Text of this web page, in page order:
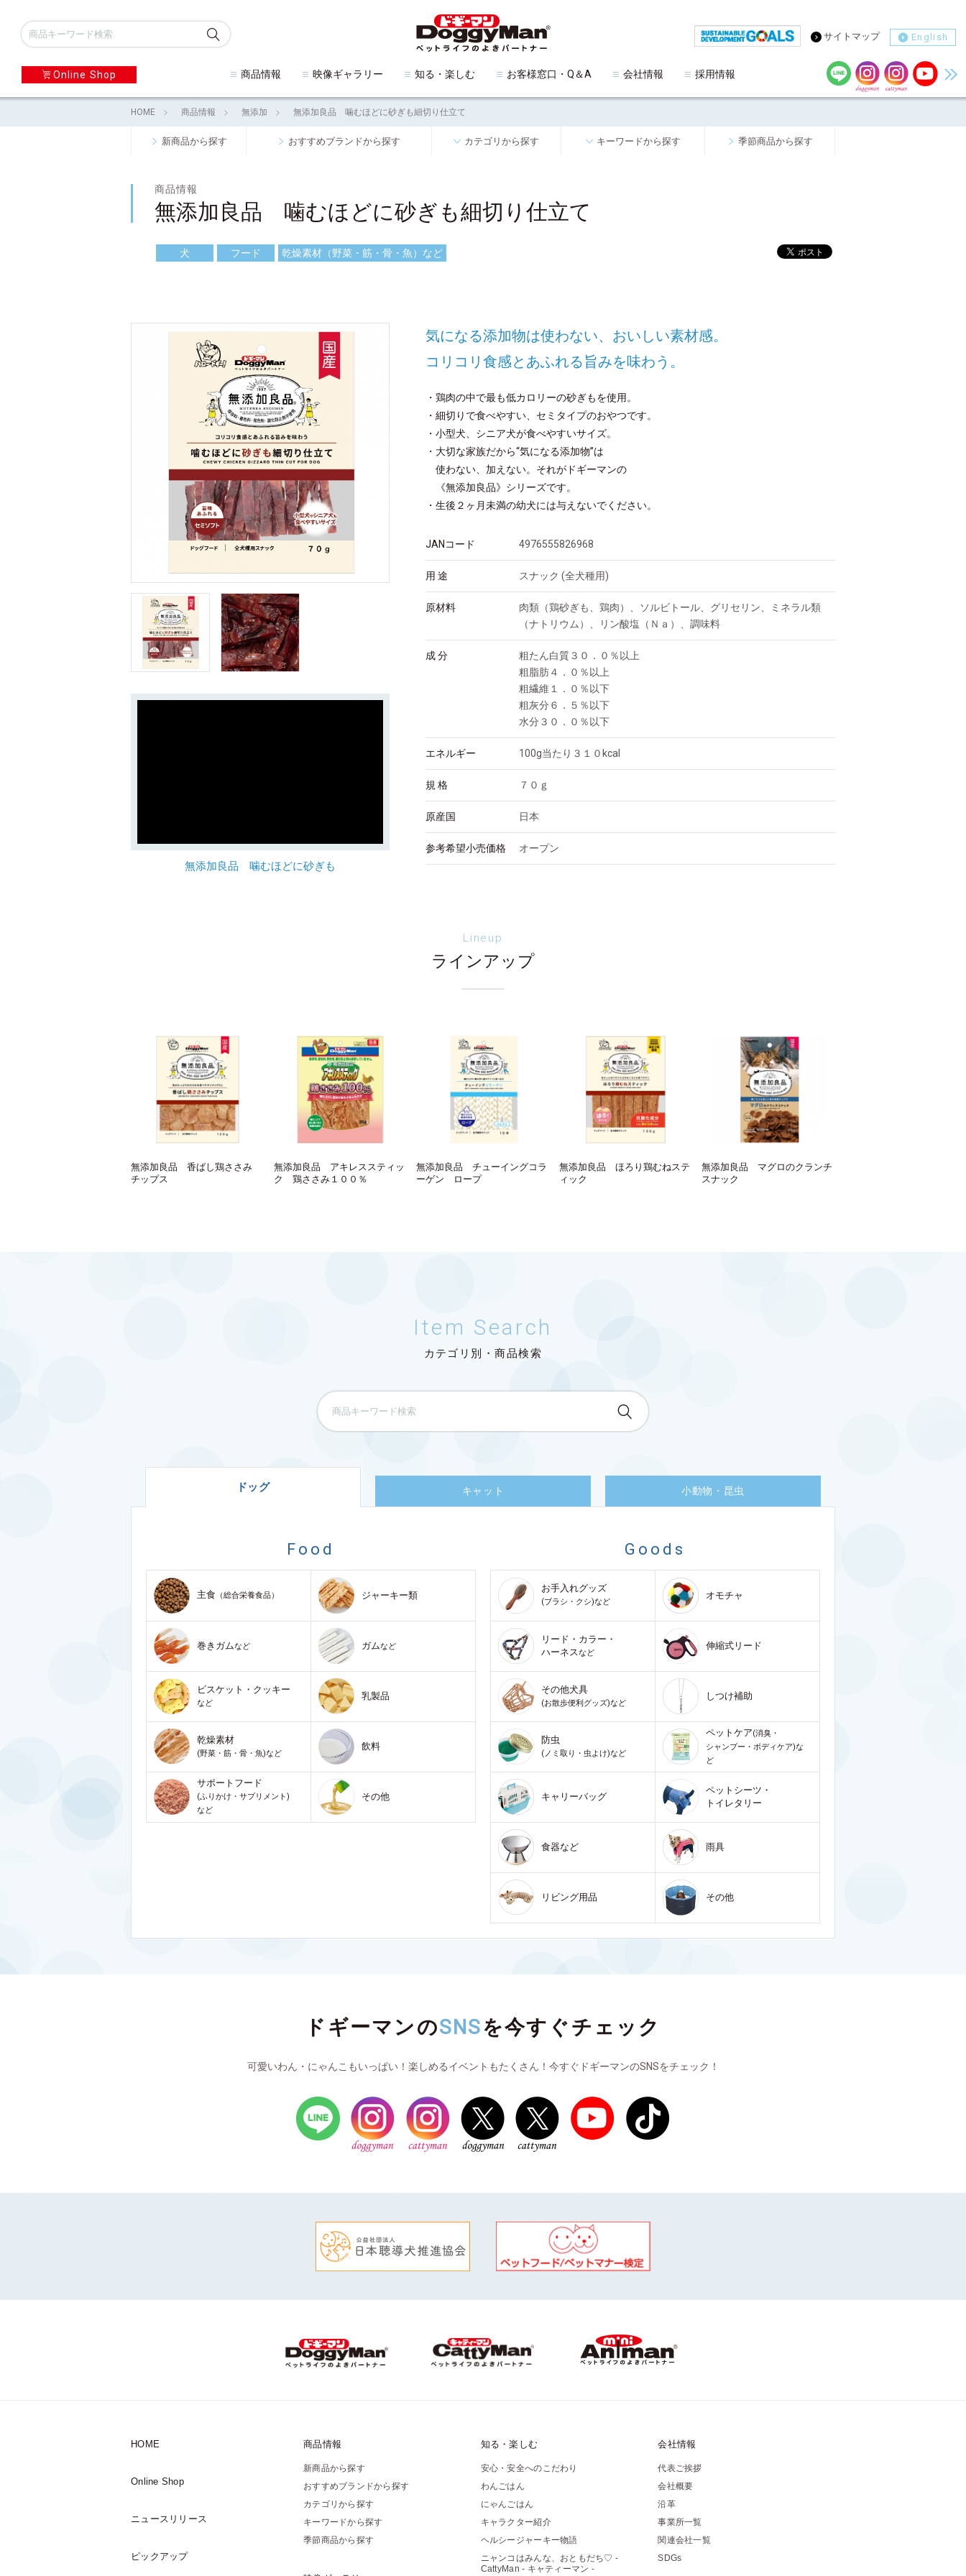
Online Shop 商品情報 映像ギャラリー 知る・楽しむ お客様窓口・Q＆A 会社情報 採用情報
サイトマップ English
HOME 商品情報 無添加 無添加良品 噛むほどに砂ぎも細切り仕立て
新商品から探す おすすめブランドから探す カテゴリから探す キーワードから探す 季節商品から探す
商品情報
無添加良品 噛むほどに砂ぎも細切り仕立て
犬 フード 乾燥素材（野菜・筋・骨・魚）など
無添加良品 噛むほどに砂ぎも
気になる添加物は使わない、おいしい素材感。
コリコリ食感とあふれる旨みを味わう。
・鶏肉の中で最も低カロリーの砂ぎもを使用。
・細切りで食べやすい、セミタイプのおやつです。
・小型犬、シニア犬が食べやすいサイズ。
・大切な家族だから“気になる添加物”は
使わない、加えない。それがドギーマンの
《無添加良品》シリーズです。
・生後２ヶ月未満の幼犬には与えないでください。
JANコード 4976555826968
用 途 スナック (全犬種用)
原材料
肉類（鶏砂ぎも、鶏肉）、ソルビトール、グリセリン、ミネラル類
（ナトリウム）、リン酸塩（Ｎａ）、調味料
成 分
粗たん白質３０．０％以上
粗脂肪４．０％以上
粗繊維１．０％以下
粗灰分６．５％以下
水分３０．０％以下
エネルギー 100g当たり３１０kcal
規 格 ７０ｇ
原産国 日本
参考希望小売価格 オープン
Lineup
ラインアップ
無添加良品 香ばし鶏ささみ
チップス
無添加良品 アキレススティッ
ク 鶏ささみ１００％
無添加良品 チューイングコラ
ーゲン ロープ
無添加良品 ほろり鶏むねステ
ィック
無添加良品 マグロのクランチ
スナック
Item Search
カテゴリ別・商品検索
ドッグ キャット 小動物・昆虫
Food
主食 （総合栄養食品） ジャーキー類
巻きガムなど ガムなど
ビスケット・クッキー
など
乳製品
乾燥素材
(野菜・筋・骨・魚)など
飲料
サポートフード
(ふりかけ・サプリメント)
など
その他
Goods
お手入れグッズ
(ブラシ・クシ)など
オモチャ
リード・カラー・
ハーネスなど
伸縮式リード
その他犬具
(お散歩便利グッズ)など
しつけ補助
防虫
(ノミ取り・虫よけ)など
ペットケア(消臭・
シャンプー・ボディケア)な
ど
キャリーバッグ
ペットシーツ・
トイレタリー
食器など 雨具
リビング用品 その他
ドギーマンのSNSを今すぐチェック
可愛いわん・にゃんこもいっぱい！楽しめるイベントもたくさん！今すぐドギーマンのSNSをチェック！
HOME 商品情報
新商品から探す
おすすめブランドから探す
カテゴリから探す
キーワードから探す
季節商品から探す
知る・楽しむ
安心・安全へのこだわり
わんごはん
にゃんごはん
キャラクター紹介
ヘルシージャーキー物語
ニャンコはみんな、おともだち♡ -
CattyMan - キャティーマン -
会社情報
代表ご挨拶
会社概要
沿革
事業所一覧
関連会社一覧
SDGs
Online Shop
ニュースリリース
ピックアップ